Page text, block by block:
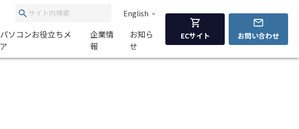
English
ソコンお役立ちメ
企業情
報
お知ら
せ
ECサイト お問い合わせ